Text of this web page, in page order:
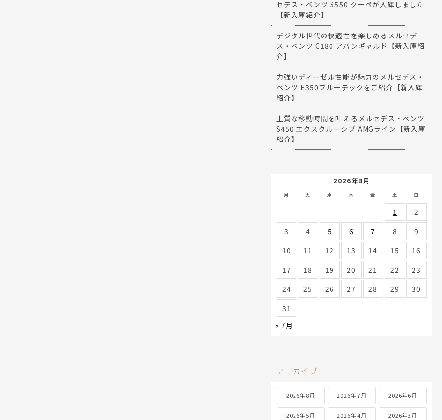
セデス・ベンツ S550 クーペが入庫しました
【新入庫紹介】
デジタル世代の快適性を楽しめるメルセデ
ス・ベンツ C180 アバンギャルド【新入庫紹
介】
力強いディーゼル性能が魅力のメルセデス・
ベンツ E350ブルーテックをご紹介【新入庫
紹介】
上質な移動時間を叶えるメルセデス・ベンツ
S450 エクスクルーシブ AMGライン【新入庫
紹介】
2026年8月
月 火 水 木 金 土 日
1
2
3
4 5 6 7 8
9
10
11 12 13 14 15
16
17
18 19 20 21 22
23
24
25 26 27 28 29
30
31
« 7月
アーカイブ
2026年8月 2026年7月 2026年6月
2026年5月 2026年4月 2026年3月